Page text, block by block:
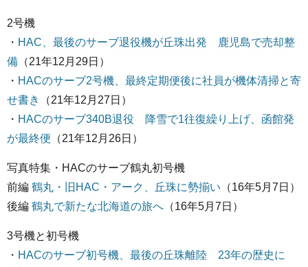
2号機
・ HAC、最後のサーブ退役機が丘珠出発 鹿児島で売却整
備 （21年12月29日）
・ HACのサーブ2号機、最終定期便後に社員が機体清掃と寄
せ書き
（21年12月27日）
・ HACのサーブ340B退役 降雪で1往復繰り上げ、函館発
が最終便 （21年12月26日）
写真特集・HACのサーブ鶴丸初号機
前編 鶴丸・旧HAC・アーク、丘珠に勢揃い （16年5月7日）
後編 鶴丸で新たな北海道の旅へ （16年5月7日）
3号機と初号機
・ HACのサーブ初号機、最後の丘珠離陸 23年の歴史に